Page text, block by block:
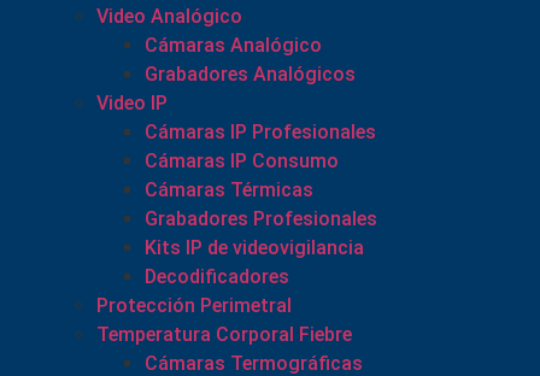
Video Analógico
Cámaras Analógico
Grabadores Analógicos
Video IP
Cámaras IP Profesionales
Cámaras IP Consumo
Cámaras Térmicas
Grabadores Profesionales
Kits IP de videovigilancia
Decodificadores
Protección Perimetral
Temperatura Corporal Fiebre
Cámaras Termográficas